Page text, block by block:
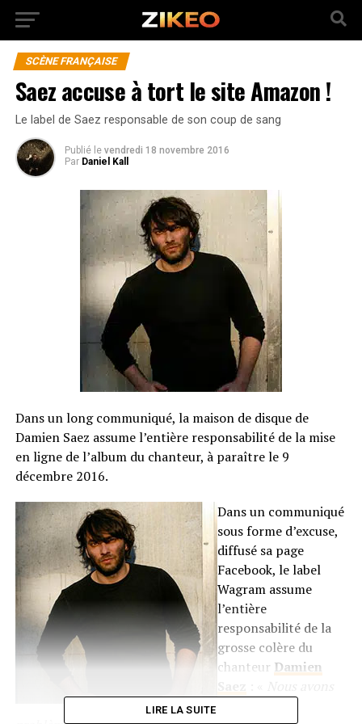
SCÈNE FRANÇAISE
Saez accuse à tort le site Amazon !
Le label de Saez responsable de son coup de sang
Publié le vendredi 18 novembre 2016
Par Daniel Kall
Dans un long communiqué, la maison de disque de
Damien Saez assume l’entière responsabilité de la mise
en ligne de l’album du chanteur, à paraître le 9
décembre 2016.
Dans un communiqué
sous forme d’excuse,
diffusé sa page
Facebook, le label
Wagram assume
l’entière
responsabilité de la
grosse colère du
chanteur Damien
LIRE LA SUITE